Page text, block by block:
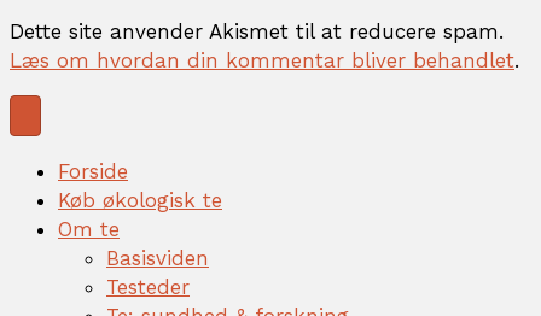
Dette site anvender Akismet til at reducere spam.
Læs om hvordan din kommentar bliver behandlet.
Forside
Køb økologisk te
Om te
Basisviden
Testeder